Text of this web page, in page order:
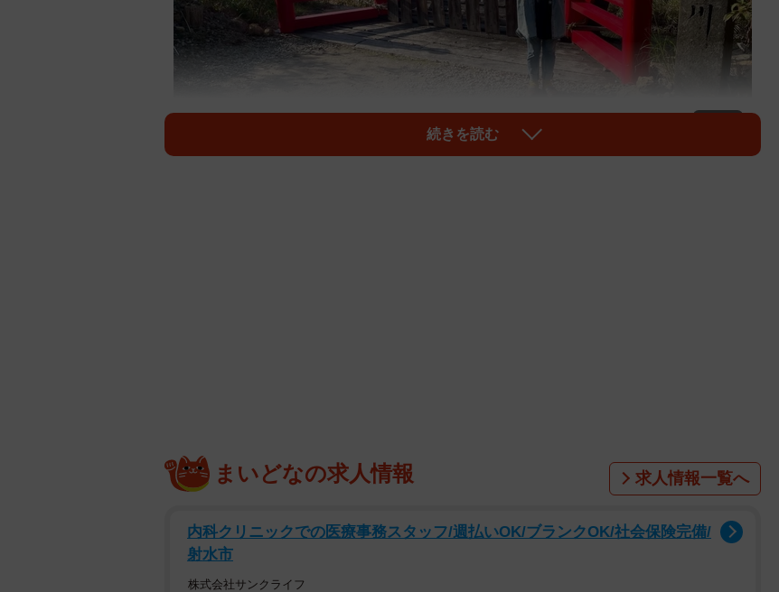
N：母はスマホの操作にあまり慣れていないので、いつも説明なしに写真だけが送られてき
ます。今回、写真に「三途の川」と書いてあったので、一瞬「何か思い詰めているのか
な…」と不吉なことを考えてしまい、ドキッとしました。
続きを読む
まいどなの求人情報 求人情報一覧へ
内科クリニックでの医療事務スタッフ/週払いOK/ブランクOK/社会保険完備/
射水市
株式会社サンクライフ